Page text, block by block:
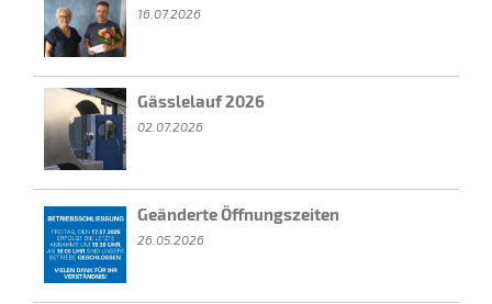
o
n
16.07.2026
Gässlelauf 2026
02.07.2026
Geänderte Öffnungszeiten
26.05.2026